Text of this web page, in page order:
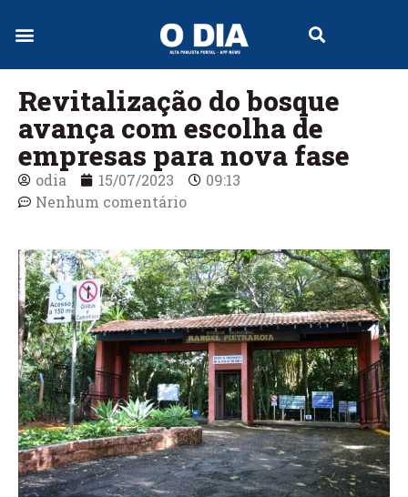
Revitalização do bosque
avança com escolha de
empresas para nova fase
odia 15/07/2023
09:13
Nenhum comentário